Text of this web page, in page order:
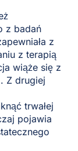
z badań
z
z terapią
wiąże się z
Z drugiej
trwałej
pojawia